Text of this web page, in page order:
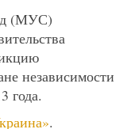
(МУС)
независимости
года.
.